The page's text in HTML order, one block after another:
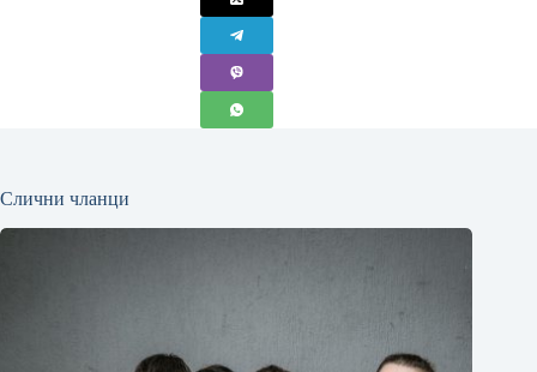
Слични чланци